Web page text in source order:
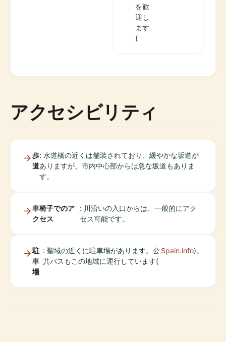
を歓
迎し
ます
(
アクセシビリティ
歩
道
: 水道橋の近くは舗装されており、緩やかな坂道が
ありますが、市内中心部からは急な坂道もありま
す。
車椅子でのア
クセス
: 川沿いの入口からは、一般的にアク
セス可能です。
駐
車
場
: 聖域の近くに駐車場があります。公
共バスもこの地域に運行しています(
Spain.info)。